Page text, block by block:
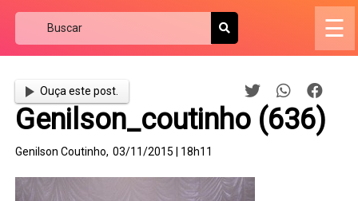
☰
Ouça este post.
Genilson_coutinho (636)
Genilson Coutinho, 03/11/2015 | 18h11